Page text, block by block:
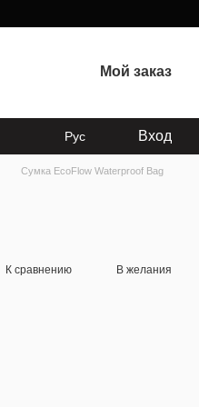
Мой заказ
Рус Вход
Сумка EcoFlow Waterproof Bag
К сравнению В желания